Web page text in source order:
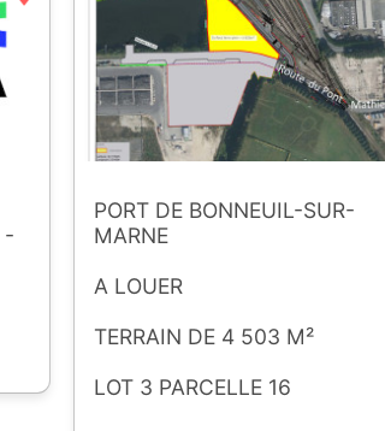
-
PORT DE BONNEUIL-SUR-
MARNE
A LOUER
TERRAIN DE 4 503 M²
LOT 3 PARCELLE 16